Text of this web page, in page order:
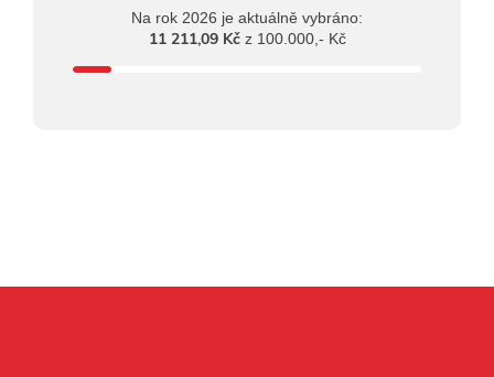
Na rok 2026 je aktuálně vybráno:
11 211,09 Kčz 100.000,- Kč